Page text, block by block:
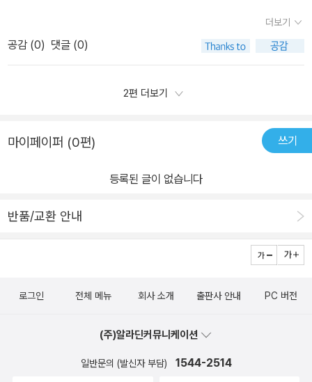
순으로 찾아볼 수 있도록 되어있어요. ​풀면 풀수록 국어 영영의 원리
가 정리되는 문제집! 학습한 어휘들을 기출 문제로 확인하며, 실전능
력이 향상되는 문제집! ​국어어휘의 부족으로 국어가 어렵게 느껴지
교재만을 지원받아 직접 작성하였습니다.
국어어휘 체험에 선정이 되어 교재를 받았다.큼직한 책이지만 가벼운
종이를 사용해서 무겁지않고 볼 것만, 공부해야 할 것만 간결하게 편
집되어 가독성도 우수하다#마더텅까만책#마더텅국어어휘#국어어
휘#수능기출문제집#수능국어#2022 마더텅국어어휘#2023 수능
더보기
공감 (0) 댓글 (0)
2편 더보기
마이페이퍼 (0편) 쓰기
등록된 글이 없습니다
반품/교환 안내
로그인 전체 메뉴 회사 소개 출판사 안내 PC 버전
(주)알라딘커뮤니케이션
일반문의 (발신자 부담) 1544-2514